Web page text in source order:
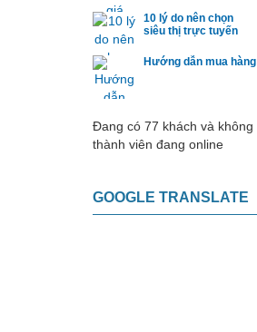
10 lý do nên chọn
siêu thị trực tuyến
Hướng dẫn mua hàng
Đang có 77 khách và không
thành viên đang online
GOOGLE TRANSLATE